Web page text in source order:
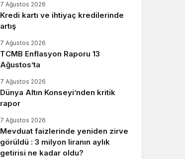
Gündüz modunu seçin.
Gece Modu
Gece modunu seçin.
Sistem Modu
Sistem modunu seçin.
Kredi kartı ve ihtiyaç kredilerinde
artış
7 Ağustos 2026
TCMB Enflasyon Raporu 13
Ağustos’ta
7 Ağustos 2026
Dünya Altın Konseyi’nden kritik
rapor
7 Ağustos 2026
Mevduat faizlerinde yeniden zirve
görüldü : 3 milyon liranın aylık
getirisi ne kadar oldu?
7 Ağustos 2026